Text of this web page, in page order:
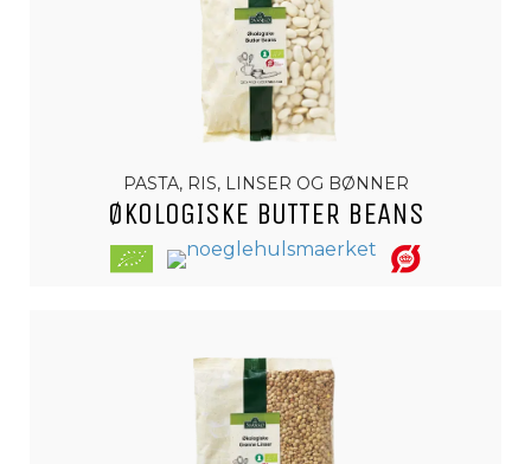
PASTA, RIS, LINSER OG BØNNER
ØKOLOGISKE BUTTER BEANS